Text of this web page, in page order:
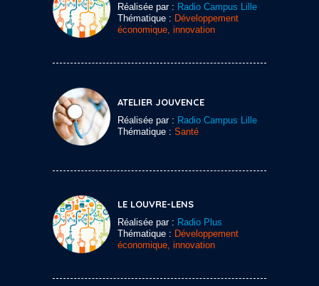
Réalisée par : Radio Campus Lille
Thématique : Développement
économique, innovation
ATELIER JOUVENCE
Réalisée par : Radio Campus Lille
Thématique : Santé
LE LOUVRE-LENS
Réalisée par : Radio Plus
Thématique : Développement
économique, innovation